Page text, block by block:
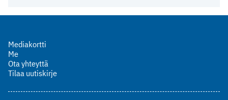
Mediakortti
Me
Ota yhteyttä
Tilaa uutiskirje